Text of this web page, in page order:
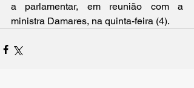
a parlamentar, em reunião com a
ministra Damares, na quinta-feira (4).